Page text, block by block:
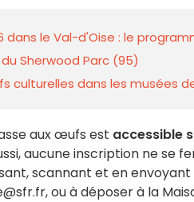
le Val-d'Oise : le
Sherwood Parc (95)
culturelles dans les musées
aux œufs est accessible
aucune inscription ne se
scannant et en
ou à déposer à la